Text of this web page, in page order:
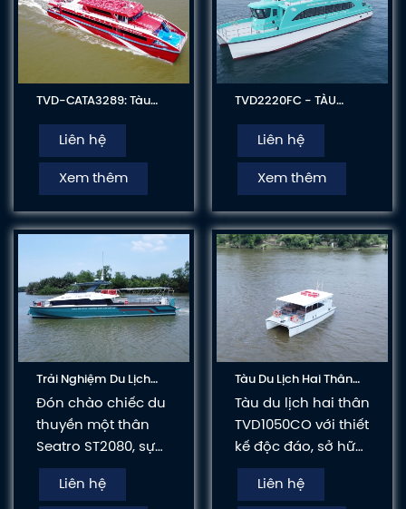
TVD-CATA3289: Tàu
Hai Thân, Hai Tầng
Liên hệ
Xem thêm
TVD2220FC - TÀU
PHỤC VỤ KHAI THÁC DU
LỊCH BIỂN ĐẢO
Liên hệ
Xem thêm
Trải Nghiệm Du Lịch
Đẳng Cấp Cùng
Seatro ST2080
Đón chào chiếc du
thuyền một thân
Seatro ST2080, sự
lựa chọn lý tưởng
cho gia đình và
Liên hệ
Tàu Du Lịch Hai Thân
TVD1050CO
Tàu du lịch hai thân
TVD1050CO với thiết
kế độc đáo, sở hữu
2 thân giúp đảm
bảo sự ổn định và
Liên hệ